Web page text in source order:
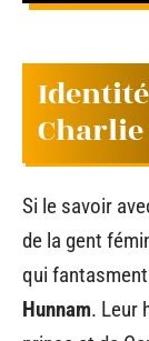
Si le savoir
de la gent
qui fantasment
Hunnam. Leur